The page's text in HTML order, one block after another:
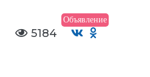
Объявление
5184